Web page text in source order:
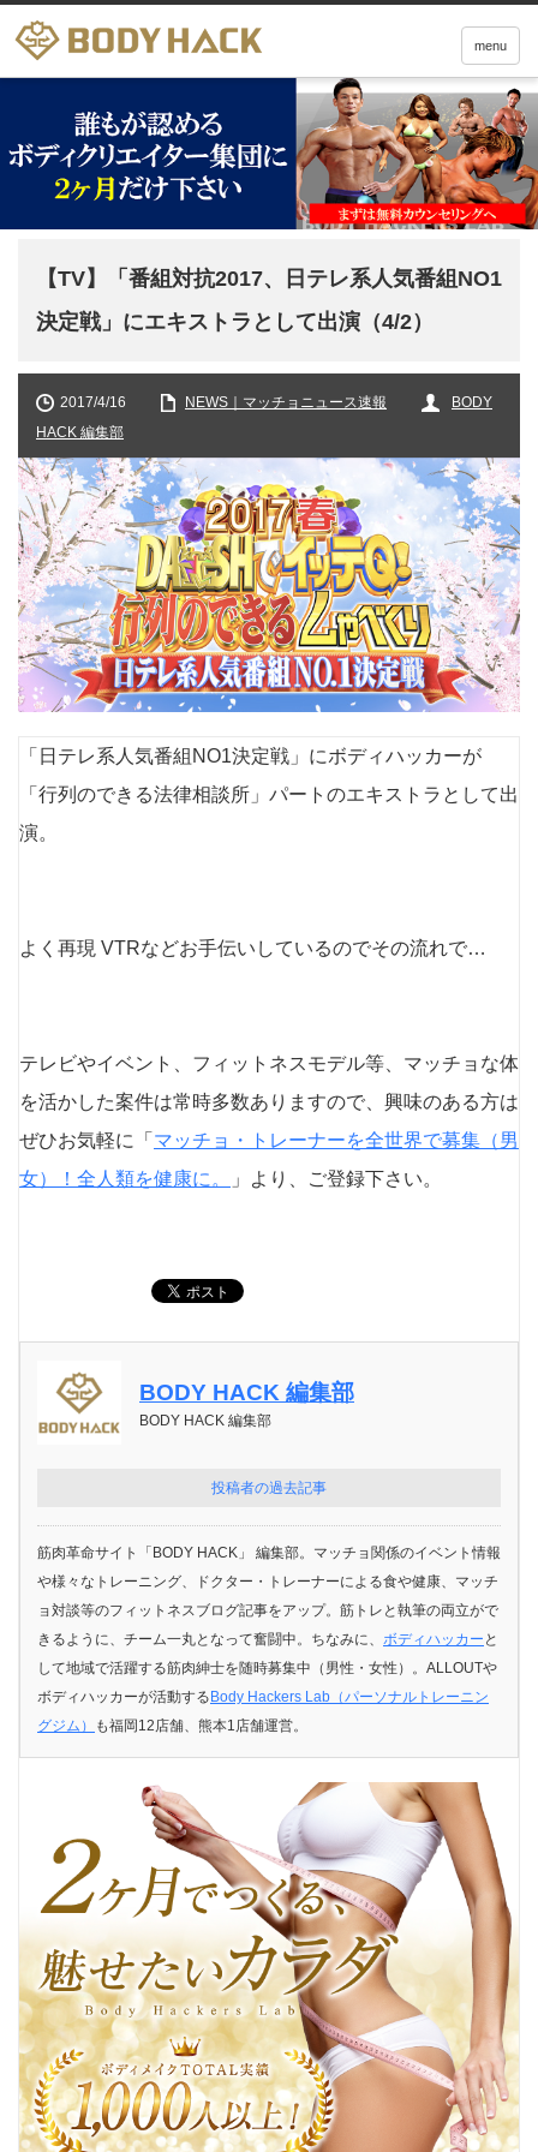
menu
【TV】「番組対抗2017、日テレ系人気番組NO1
決定戦」にエキストラとして出演（4/2）
2017/4/16 NEWS｜マッチョニュース速報
BODY
HACK 編集部
「日テレ系人気番組NO1決定戦」にボディハッカーが
「行列のできる法律相談所」パートのエキストラとして出
演。
よく再現 VTRなどお手伝いしているのでその流れで…
テレビやイベント、フィットネスモデル等、マッチョな体
を活かした案件は常時多数ありますので、興味のある方は
ぜひお気軽に「 マッチョ・トレーナーを全世界で募集（男
女）！全人類を健康に。
」より、ご登録下さい。
BODY HACK 編集部
BODY HACK 編集部
投稿者の過去記事
筋肉革命サイト「BODY HACK」 編集部。マッチョ関係のイベント情報
や様々なトレーニング、ドクター・トレーナーによる食や健康、マッチ
ョ対談等のフィットネスブログ記事をアップ。筋トレと執筆の両立がで
きるように、チーム一丸となって奮闘中。ちなみに、 ボディハッカー と
して地域で活躍する筋肉紳士を随時募集中（男性・女性）。ALLOUTや
ボディハッカーが活動するBody Hackers Lab（パーソナルトレーニン
グジム）
も福岡12店舗、熊本1店舗運営。